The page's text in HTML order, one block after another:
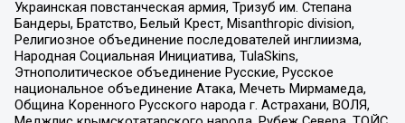
Украинская повстанческая армия, Тризуб им. Степана
Бандеры, Братство, Белый Крест, Misanthropic division,
Религиозное объединение последователей инглиизма,
Народная Социальная Инициатива, TulaSkins,
Этнополитическое объединение Русские, Русское
национальное объединение Атака, Мечеть Мирмамеда,
Община Коренного Русского народа г. Астрахани, ВОЛЯ,